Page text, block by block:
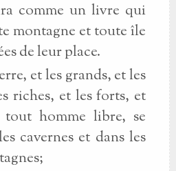
comme un livre qui
montagne et toute île
de leur place.
et les grands, et les
riches, et les forts, et
tout homme libre, se
cavernes et dans les